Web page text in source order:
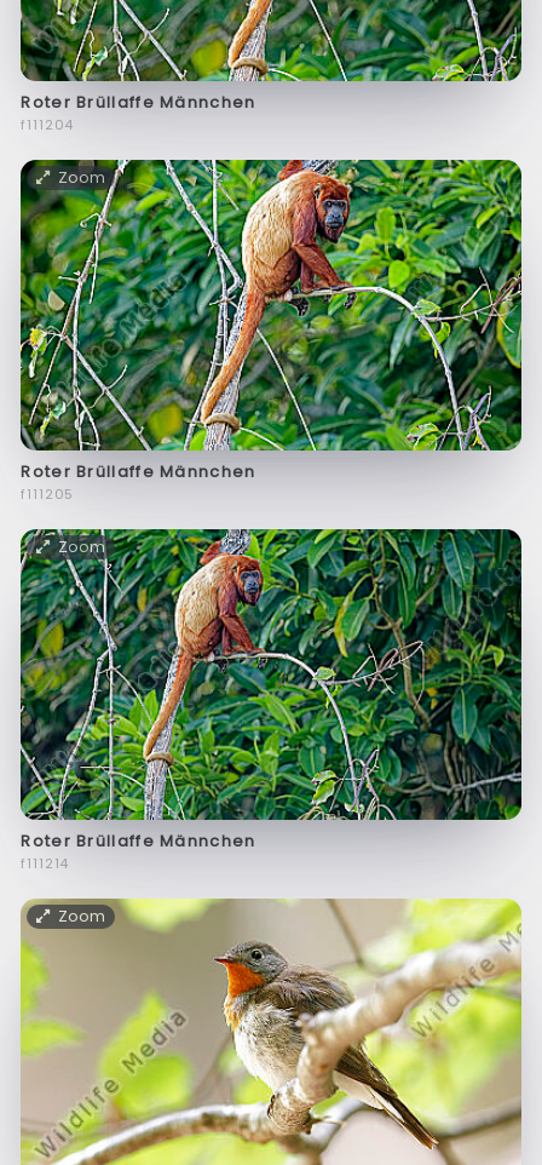
Roter Brüllaffe Männchen
f111204
Zoom
Roter Brüllaffe Männchen
f111205
Zoom
Roter Brüllaffe Männchen
f111214
Zoom